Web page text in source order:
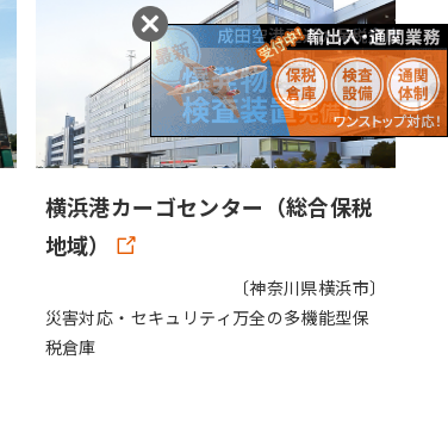
横浜港カーゴセンター（総合保税
地域）
〔神奈川県横浜市〕
災害対応・セキュリティ万全の多機能型保
税倉庫